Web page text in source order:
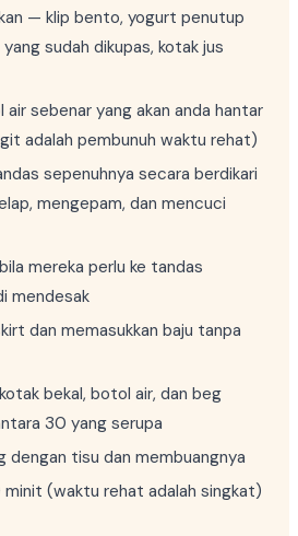
— klip bento, yogurt penutup
sudah dikupas, kotak jus
sebenar yang akan anda hantar
adalah pembunuh waktu rehat)
sepenuhnya secara berdikari
mengepam, dan mencuci
mereka perlu ke tandas
mendesak
dan memasukkan baju tanpa
bekal, botol air, dan beg
30 yang serupa
dengan tisu dan membuangnya
minit (waktu rehat adalah singkat)